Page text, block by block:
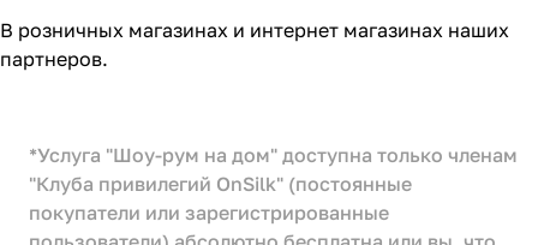
В розничных магазинах и интернет магазинах наших
партнеров.
*Услуга "Шоу-рум на дом" доступна только членам
"Клуба привилегий OnSilk" (постоянные
покупатели или зарегистрированные